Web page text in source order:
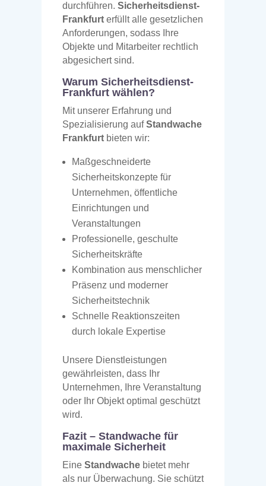
durchführen. Sicherheitsdienst-
Frankfurterfüllt alle gesetzlichen
Anforderungen, sodass Ihre
Objekte und Mitarbeiter rechtlich
abgesichert sind.
Warum Sicherheitsdienst-
Frankfurt wählen?
Mit unserer Erfahrung und
Spezialisierung aufStandwache
Frankfurtbieten wir:
Maßgeschneiderte
Sicherheitskonzepte für
Unternehmen, öffentliche
Einrichtungen und
Veranstaltungen
Professionelle, geschulte
Sicherheitskräfte
Kombination aus menschlicher
Präsenz und moderner
Sicherheitstechnik
Schnelle Reaktionszeiten
durch lokale Expertise
Unsere Dienstleistungen
gewährleisten, dass Ihr
Unternehmen, Ihre Veranstaltung
oder Ihr Objekt optimal geschützt
wird.
Fazit – Standwache für
maximale Sicherheit
Eine Standwachebietet mehr
als nur Überwachung. Sie schützt